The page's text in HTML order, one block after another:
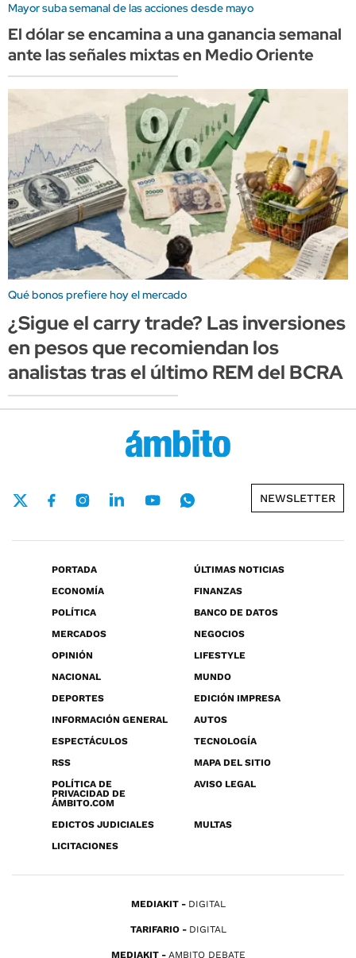
Mayor suba semanal de las acciones desde mayo
El dólar se encamina a una ganancia semanal
ante las señales mixtas en Medio Oriente
Qué bonos prefiere hoy el mercado
¿Sigue el carry trade? Las inversiones
en pesos que recomiendan los
analistas tras el último REM del BCRA
NEWSLETTER
PORTADA
ÚLTIMAS NOTICIAS
ECONOMÍA
FINANZAS
POLÍTICA
BANCO DE DATOS
MERCADOS
NEGOCIOS
OPINIÓN
LIFESTYLE
NACIONAL
MUNDO
DEPORTES
EDICIÓN IMPRESA
INFORMACIÓN GENERAL
AUTOS
ESPECTÁCULOS
TECNOLOGÍA
RSS
MAPA DEL SITIO
POLÍTICA DE
PRIVACIDAD DE
ÁMBITO.COM
AVISO LEGAL
EDICTOS JUDICIALES
MULTAS
LICITACIONES
MEDIAKIT DIGITAL
TARIFARIO DIGITAL
MEDIAKIT AMBITO DEBATE